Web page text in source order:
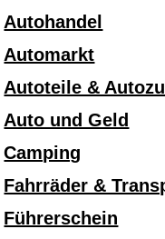
Autohandel
Automarkt
Autoteile &
Auto und Geld
Camping
Fahrräder &
Führerschein